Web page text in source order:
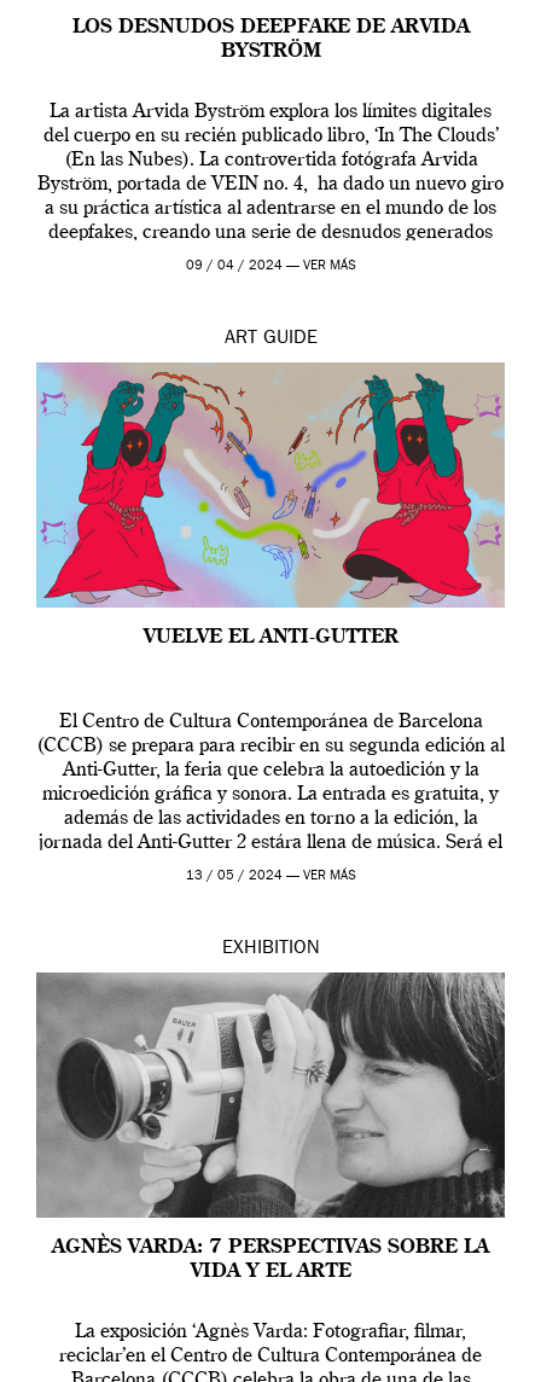
LOS DESNUDOS DEEPFAKE DE ARVIDA
BYSTRÖM
La artista Arvida Byström explora los límites digitales
del cuerpo en su recién publicado libro, ‘In The Clouds’
(En las Nubes). La controvertida fotógrafa Arvida
Byström, portada de VEIN no. 4, ha dado un nuevo giro
a su práctica artística al adentrarse en el mundo de los
deepfakes, creando una serie de desnudos generados
por […]
09 / 04 / 2024 — VER MÁS
ART GUIDE
VUELVE EL ANTI-GUTTER
El Centro de Cultura Contemporánea de Barcelona
(CCCB) se prepara para recibir en su segunda edición al
Anti-Gutter, la feria que celebra la autoedición y la
microedición gráfica y sonora. La entrada es gratuita, y
además de las actividades en torno a la edición, la
jornada del Anti-Gutter 2 estára llena de música. Será el
[…]
13 / 05 / 2024 — VER MÁS
EXHIBITION
AGNÈS VARDA: 7 PERSPECTIVAS SOBRE LA
VIDA Y EL ARTE
La exposición ‘Agnès Varda: Fotografiar, filmar,
reciclar’en el Centro de Cultura Contemporánea de